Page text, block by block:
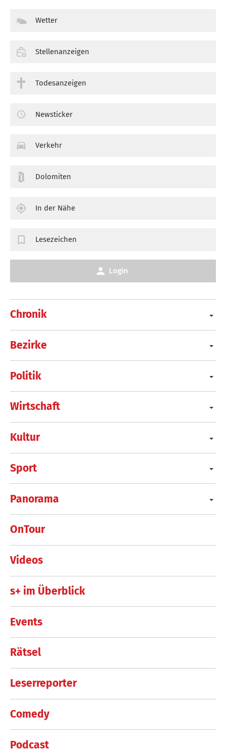
Chronik
Bezirke
Politik
Wirtschaft
Kultur
Sport
Panorama
OnTour
Videos
s+ im Überblick
Events
Rätsel
Leserreporter
Comedy
Podcast
Wetter
Stellenanzeigen
Todesanzeigen
Newsticker
Verkehr
Dolomiten
In der Nähe
Lesezeichen
Login